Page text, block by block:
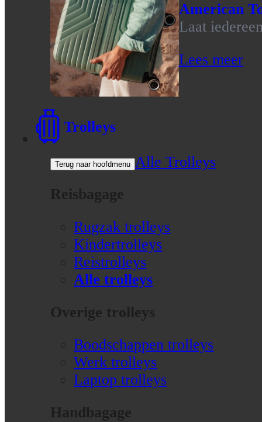
American
Laat
Lees meer
Trolleys
Terug naar hoofdmenu Alle Trolleys
Reisbagage
Rugzak trolleys
Kindertrolleys
Reistrolleys
Alle trolleys
Overige trolleys
Boodschappen trolleys
Werk trolleys
Laptop trolleys
Handbagage